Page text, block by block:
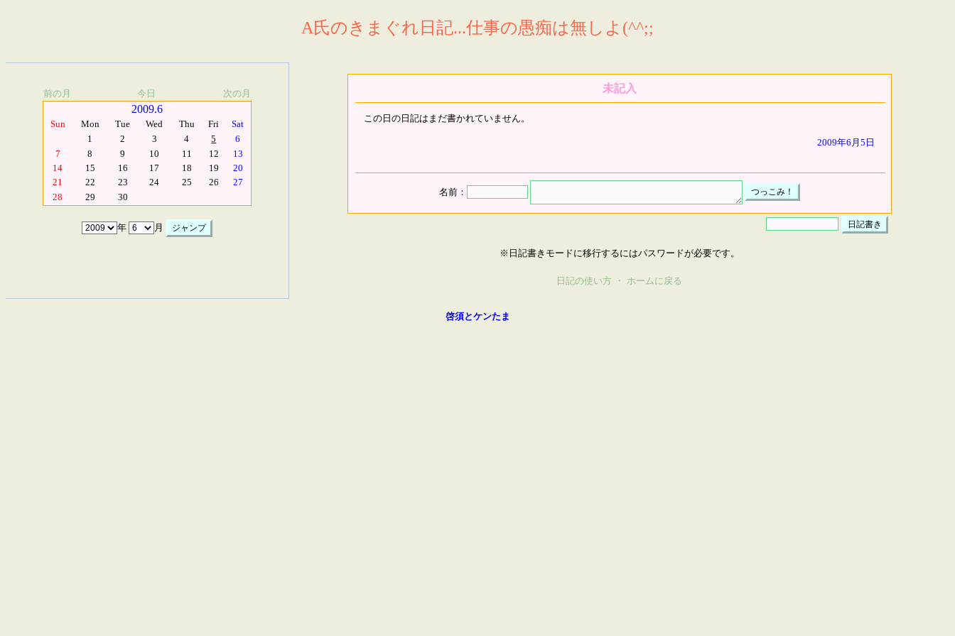
A氏のきまぐれ日記...仕事の愚痴は無しよ(^^;;
前の月 今日 次の月
2009.6
Sun Mon Tue Wed Thu Fri
Sat
1
2 3 4 5
6
7
8 9 10 11 12
13
14
15 16 17 18 19
20
21
22 23 24 25 26
27
28
29 30
年 月
未記入
この日の日記はまだ書かれていません。
2009年6月5日
名前：
※日記書きモードに移行するにはパスワードが必要です。
日記の使い方 ・ ホームに戻る
啓須とケンたま